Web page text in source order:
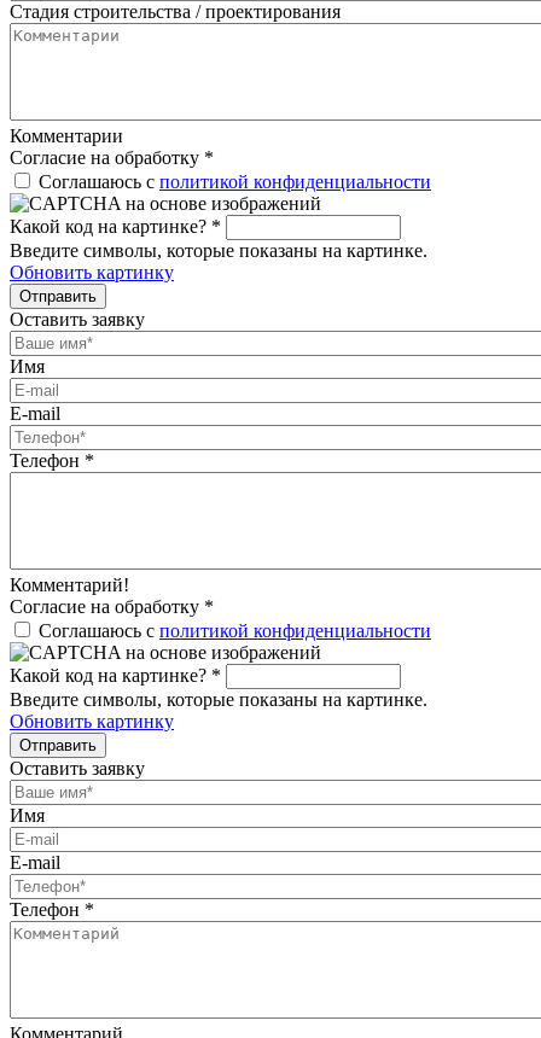
Стадия строительства / проектирования
Комментарии
Согласие на обработку *
Соглашаюсь с политикой конфиденциальности
Какой код на картинке? *
Введите символы, которые показаны на картинке.
Обновить картинку
Отправить
Оставить заявку
Имя
E-mail
Телефон *
Комментарий!
Согласие на обработку *
Соглашаюсь с политикой конфиденциальности
Какой код на картинке? *
Введите символы, которые показаны на картинке.
Обновить картинку
Отправить
Оставить заявку
Имя
E-mail
Телефон *